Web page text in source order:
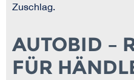
Zuschlag.
AUTOBID –
FÜR